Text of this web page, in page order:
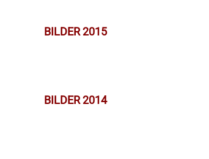
BILDER 2015
BILDER 2014